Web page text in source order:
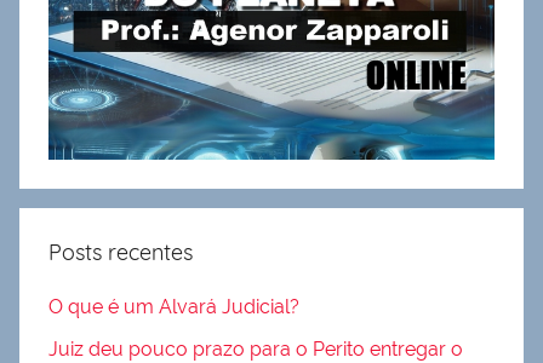
Posts recentes
O que é um Alvará Judicial?
Juiz deu pouco prazo para o Perito entregar o